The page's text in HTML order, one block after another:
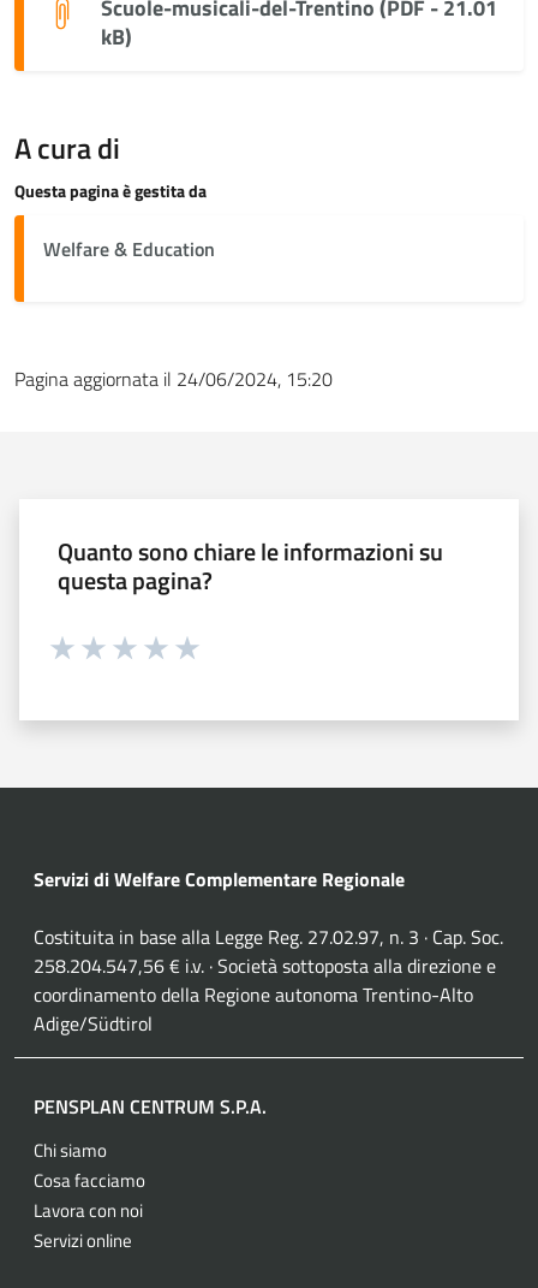
Scuole-musicali-del-Trentino (PDF - 21.01
kB)
A cura di
Questa pagina è gestita da
Welfare & Education
Pagina aggiornata il 24/06/2024, 15:20
Quanto sono chiare le informazioni su
questa pagina?
Servizi di Welfare Complementare Regionale
Costituita in base alla Legge Reg. 27.02.97, n. 3 · Cap. Soc.
258.204.547,56 € i.v. · Società sottoposta alla direzione e
coordinamento della Regione autonoma Trentino-Alto
Adige/Südtirol
PENSPLAN CENTRUM S.P.A.
Chi siamo
Cosa facciamo
Lavora con noi
Servizi online